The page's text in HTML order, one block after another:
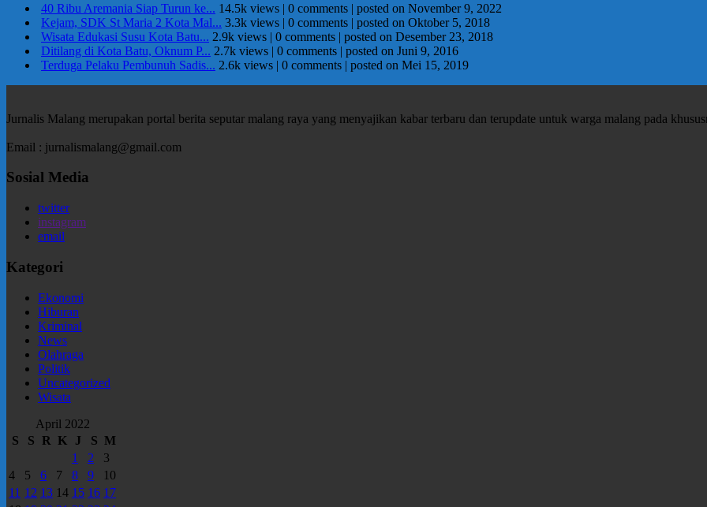
40 Ribu Aremania Siap Turun ke... 14.5k views | 0 comments | posted on November 9, 2022
Kejam, SDK St Maria 2 Kota Mal... 3.3k views | 0 comments | posted on Oktober 5, 2018
Wisata Edukasi Susu Kota Batu... 2.9k views | 0 comments | posted on Desember 23, 2018
Ditilang di Kota Batu, Oknum P... 2.7k views | 0 comments | posted on Juni 9, 2016
Terduga Pelaku Pembunuh Sadis... 2.6k views | 0 comments | posted on Mei 15, 2019
Jurnalis Malang merupakan portal berita seputar malang raya yang menyajikan kabar terbaru dan terupdate untuk warga malang pada
Email : jurnalismalang@gmail.com
Sosial Media
twitter
instagram
email
Kategori
Ekonomi
Hiburan
Kriminal
News
Olahraga
Politik
Uncategorized
Wisata
April 2022
S
S R K J S M
1
2
3
4
5 6 7 8 9
10
11 12 13 14 15 16 17